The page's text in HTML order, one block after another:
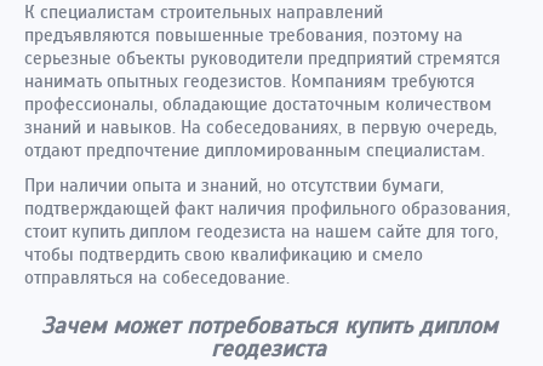
К специалистам строительных направлений
предъявляются повышенные требования, поэтому на
серьезные объекты руководители предприятий стремятся
нанимать опытных геодезистов. Компаниям требуются
профессионалы, обладающие достаточным количеством
знаний и навыков. На собеседованиях, в первую очередь,
отдают предпочтение дипломированным специалистам.
При наличии опыта и знаний, но отсутствии бумаги,
подтверждающей факт наличия профильного образования,
стоит купить диплом геодезиста на нашем сайте для того,
чтобы подтвердить свою квалификацию и смело
отправляться на собеседование.
Зачем может потребоваться купить диплом
геодезиста